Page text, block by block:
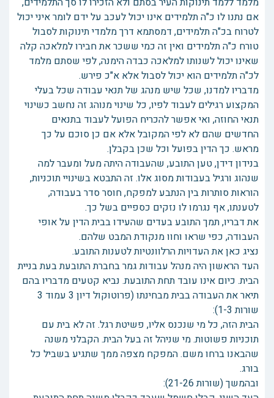
אם נתנו לו כ"ה תלמידים אינו יכול לעכב על ידם לומר איני יכול
לטרוח בכ"ה תלמידים, דמסתמא דרך מלמדי תינוקות לסבול
טורח כ"ה תלמידים ואין זה כמי ששכר את חבירו למלאכה קלה
שאינו יכול לשנותו למלאכה כבדה הימנה, לפי שסתם מלמד
לכ"ה תלמידים הוא יכול לסבול אלא א"כ פירש.
מדבריו למדנו, שכל שיש מנהג של תנאי עבודה שכל בעלי
המקצוע רגילים לעבוד לפיו, כל שינוי מנוהג זה נחשב כשינוי
תנאי החוזה, ואי אפשר להכריח הפועל לעבוד בתנאים
החדשים שהם לא לפי המקובל אלא אם כן סוכם על כך
מראש. כך הדין בפועל וכל שכן בקבלן.
בנידון דידן, טען התובע, שהעבודה היתה מעל ומעבר למה
שנהוג ורגיל בעבודות מסוג אלו. זה התבטא בשינויי תוכניות,
הוראות סותרות בין הנתבע למפקח, חוסר סדר בעבודה,
לטענתו, אף נגרמו לו נזקים כספיים בשל כך.
את דבריו, תמך התובע בעדים שהעידו בבית הדין על אופי
העבודה, כפי שראו וחוו מנקודת המבט שלהם.
נציג כאן את העדויות הרלוונטיות לטענות התובע.
העד הראשון היה מנהל עבודות גמר בחברת התובעת בעת בניית
הבית. כיום אינו עובד תחת התובעת. נביא קטעים מדבריו בהם
תיאר את העבודה בבית מבחינתו (פרוטוקול דיון 3 עמוד 3
שורות 1-3):
הבית הזה, כל מי שנכנס אליו, פשיטת רגל. זה לא בית עם
תוכניות פשוטות. מי שניהל זה בעל הבית. הקבלני משנה
שהבאנו ברחו משם. המפקח מצפה ממך שתגיע בשביל כל
בורג.
ובהמשך (שורות 21-26):